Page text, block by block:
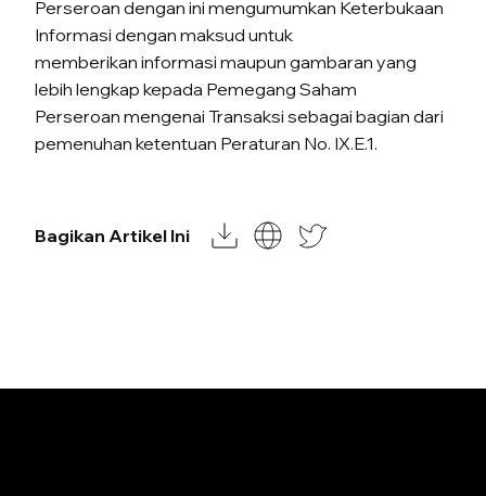
Perseroan dengan ini mengumumkan Keterbukaan
Informasi dengan maksud untuk
memberikan informasi maupun gambaran yang
lebih lengkap kepada Pemegang Saham
Perseroan mengenai Transaksi sebagai bagian dari
pemenuhan ketentuan Peraturan No. IX.E.1.
Bagikan Artikel Ini